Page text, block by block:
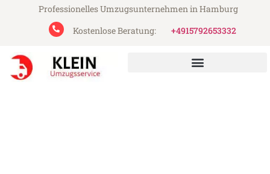
Professionelles Umzugsunternehmen in Hamburg
Kostenlose Beratung:
+4915792653332